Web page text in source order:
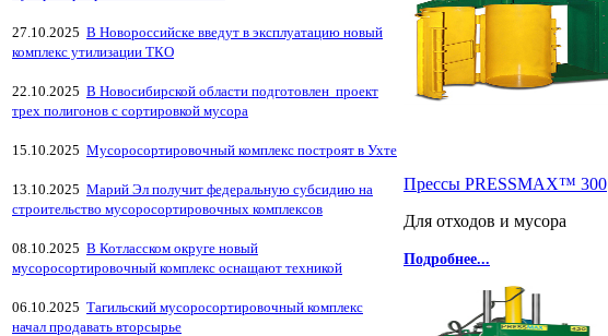
27.10.2025 В Новороссийске введут в эксплуатацию новый
комплекс утилизации ТКО
22.10.2025 В Новосибирской области подготовлен проект
трех полигонов с сортировкой мусора
15.10.2025 Мусоросортировочный комплекс построят в Ухте
13.10.2025 Марий Эл получит федеральную субсидию на
строительство мусоросортировочных комплексов
08.10.2025 В Котласском округе новый
мусоросортировочный комплекс оснащают техникой
06.10.2025 Тагильский мусоросортировочный комплекс
начал продавать вторсырье
Прессы PRESSMAX™ 300
Для отходов и мусора
Подробнее...